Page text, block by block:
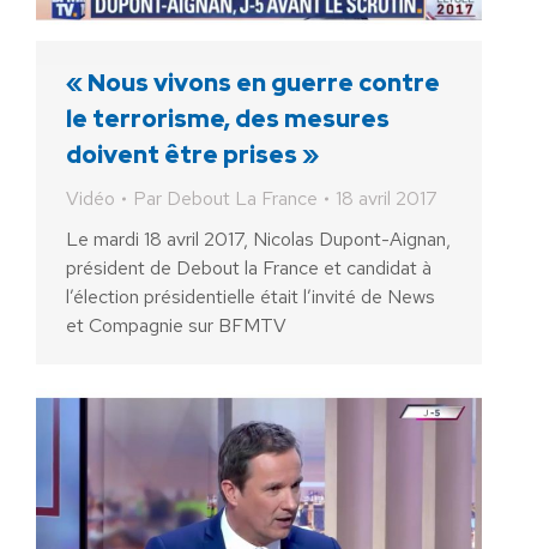
« Nous vivons en guerre contre
le terrorisme, des mesures
doivent être prises »
Vidéo Par Debout La France
18 avril 2017
Le mardi 18 avril 2017, Nicolas Dupont-Aignan,
président de Debout la France et candidat à
l’élection présidentielle était l’invité de News
et Compagnie sur BFMTV